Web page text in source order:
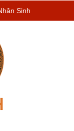
Sinh